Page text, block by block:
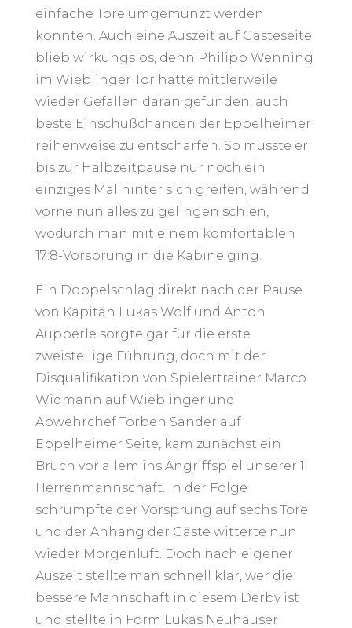
einfache Tore umgemünzt werden
konnten. Auch eine Auszeit auf Gästeseite
blieb wirkungslos, denn Philipp Wenning
im Wieblinger Tor hatte mittlerweile
wieder Gefallen daran gefunden, auch
beste Einschußchancen der Eppelheimer
reihenweise zu entschärfen. So musste er
bis zur Halbzeitpause nur noch ein
einziges Mal hinter sich greifen, während
vorne nun alles zu gelingen schien,
wodurch man mit einem komfortablen
17:8-Vorsprung in die Kabine ging.
Ein Doppelschlag direkt nach der Pause
von Kapitän Lukas Wolf und Anton
Aupperle sorgte gar für die erste
zweistellige Führung, doch mit der
Disqualifikation von Spielertrainer Marco
Widmann auf Wieblinger und
Abwehrchef Torben Sander auf
Eppelheimer Seite, kam zunächst ein
Bruch vor allem ins Angriffspiel unserer 1.
Herrenmannschaft. In der Folge
schrumpfte der Vorsprung auf sechs Tore
und der Anhang der Gäste witterte nun
wieder Morgenluft. Doch nach eigener
Auszeit stellte man schnell klar, wer die
bessere Mannschaft in diesem Derby ist
und stellte in Form Lukas Neuhäuser